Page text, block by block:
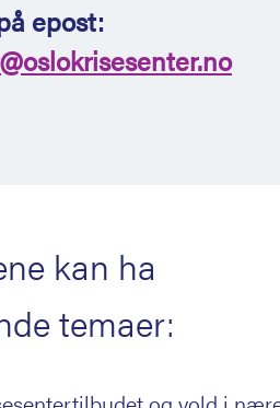
epost:
kan ha
temaer: